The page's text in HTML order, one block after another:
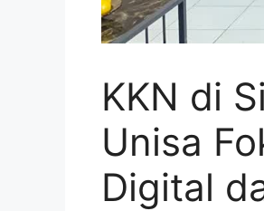
KKN di
Unisa
Digital